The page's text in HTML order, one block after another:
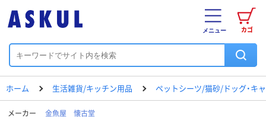
カゴ
メニュー
ホーム 生活雑貨/キッチン用品 ペットシーツ/猫砂/ドッグ・キ
メーカー 金魚屋 懐古堂